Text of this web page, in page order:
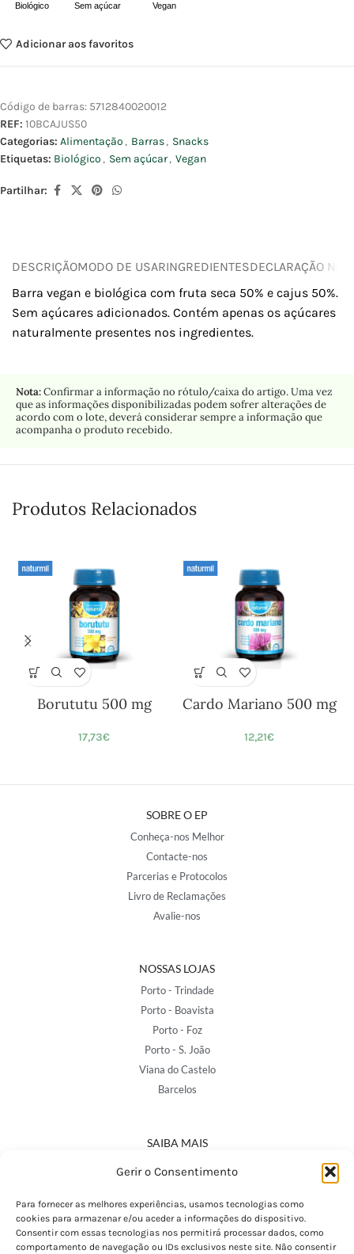
Gerir o Consentimento
Para fornecer as melhores experiências, usamos tecnologias como
cookies para armazenar e/ou aceder a informações do dispositivo.
Consentir com essas tecnologias nos permitirá processar dados, como
comportamento de navegação ou IDs exclusivos neste site. Não consentir
Biológico Sem açúcar Vegan
Adicionar aos favoritos
Código de barras: 5712840020012
REF: 10BCAJUS50
Categorias: Alimentação , Barras, Snacks
Etiquetas: Biológico , Sem açúcar, Vegan
Partilhar:
DESCRIÇÃOMODO DE USARINGREDIENTESDECLARAÇÃO
Barra vegan e biológica com fruta seca 50% e cajus 50%.
Sem açúcares adicionados. Contém apenas os açúcares
naturalmente presentes nos ingredientes.
Nota:Confirmar a informação no rótulo/caixa do artigo. Uma vez
que as informações disponibilizadas podem sofrer alterações de
acordo com o lote, deverá considerar sempre a informação que
acompanha o produto recebido.
Produtos Relacionados
Borututu 500 mg
17,73€
Cardo Mariano 500 mg
12,21€
SOBRE O EP
Conheça-nos Melhor
Contacte-nos
Parcerias e Protocolos
Livro de Reclamações
Avalie-nos
NOSSAS LOJAS
Porto - Trindade
Porto - Boavista
Porto - Foz
Porto - S. João
Viana do Castelo
Barcelos
SAIBA MAIS
Política de Privacidade
Termos e Condições
Perguntas Frequentes
Custos de Envio